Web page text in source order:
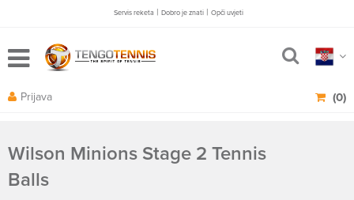
Servis reketa | Dobro je znati | Opči uvjeti
(0)
Prijava
Wilson Minions Stage 2 Tennis
Balls